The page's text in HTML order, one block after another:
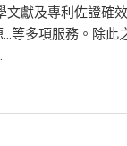
獻及專利佐證確
等多項服務。除此